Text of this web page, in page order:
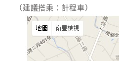
（建議搭乘：計程車）